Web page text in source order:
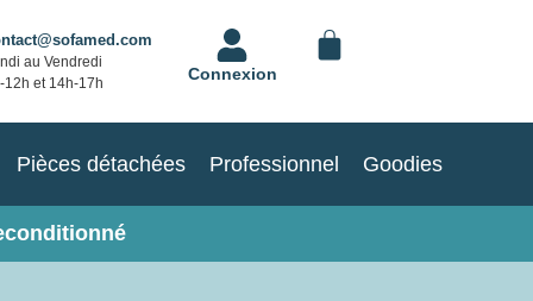
au Vendredi
12h et 14h-17h
Connexion
Pièces détachées Professionnel Goodies